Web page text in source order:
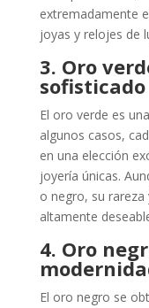
extremadamente
joyas y relojes de
3. Oro
sofisticado
El oro verde es
algunos casos,
en una elección
joyería únicas.
o negro, su rareza
altamente
4. Oro
El oro negro se